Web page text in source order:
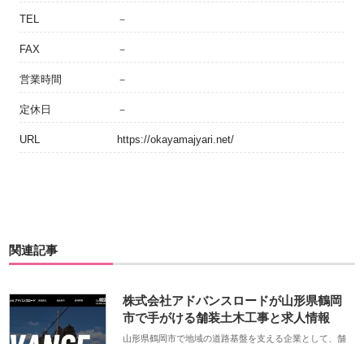
TEL －
FAX －
営業時間 －
定休日 －
URL https://okayamajyari.net/
関連記事
株式会社アドバンスロードが山形県鶴岡
市で手がける舗装土木工事と求人情報
山形県鶴岡市で地域の道路基盤を支える企業として、舗